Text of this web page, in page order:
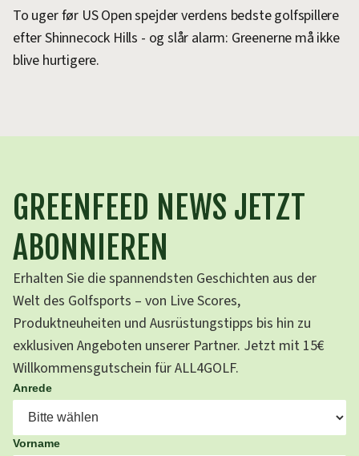
To uger før US Open spejder verdens bedste golfspillere
efter Shinnecock Hills - og slår alarm: Greenerne må ikke
blive hurtigere.
GREENFEED NEWS JETZT
ABONNIEREN
Erhalten Sie die spannendsten Geschichten aus der
Welt des Golfsports – von Live Scores,
Produktneuheiten und Ausrüstungstipps bis hin zu
exklusiven Angeboten unserer Partner. Jetzt mit 15€
Willkommensgutschein für ALL4GOLF.
Anrede
Vorname